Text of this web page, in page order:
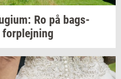
Ro på bags­
for­plej­ning